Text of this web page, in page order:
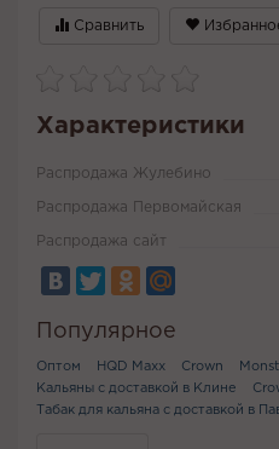
Сравнить
Характеристики
Распродажа Жулебино
Распродажа Первомайская
Распродажа сайт
Популярное
Оптом HQD Maxx Сrown
Кальяны с доставкой в Клине
Табак для кальяна с доставкой в